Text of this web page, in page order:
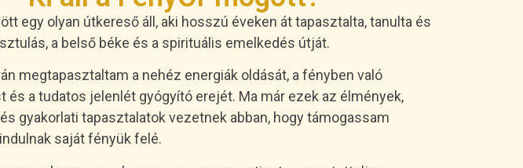
egy olyan útkereső áll, aki hosszú éveken át tapasztalta, tanulta és
a belső béke és a spirituális emelkedés útját.
megtapasztaltam a nehéz energiák oldását, a fényben való
és a tudatos jelenlét gyógyító erejét. Ma már ezek az élmények,
gyakorlati tapasztalatok vezetnek abban, hogy támogassam
saját fényük felé.